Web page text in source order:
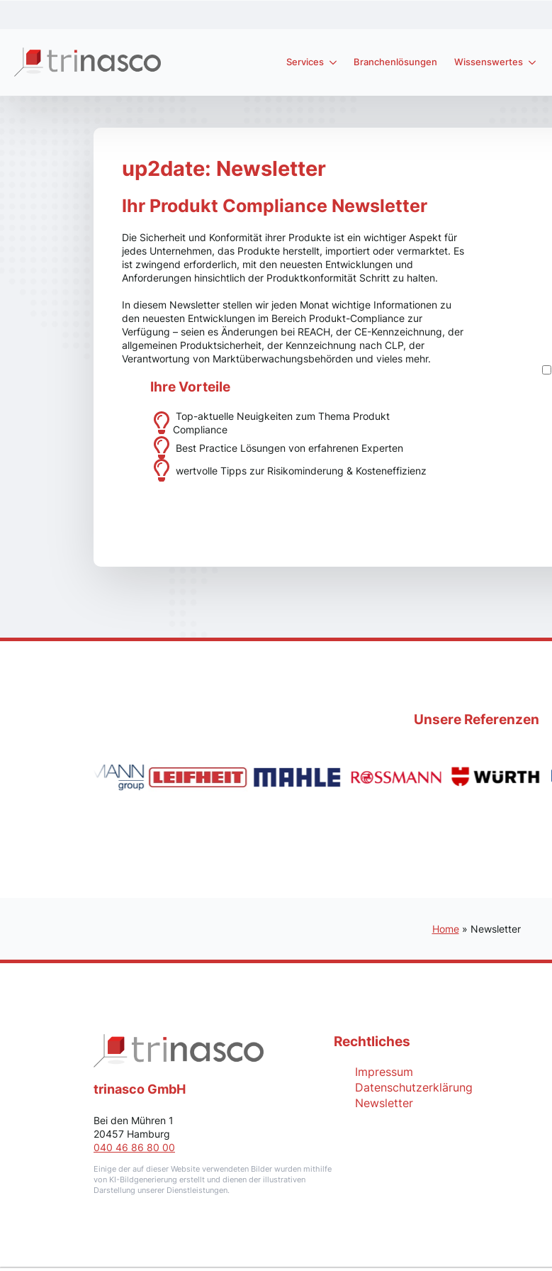
Services Branchenlösungen Wissenswertes
up2date: Newsletter
Ihr Produkt Compliance Newsletter
Die Sicherheit und Konformität ihrer Produkte ist ein wichtiger Aspekt für
jedes Unternehmen, das Produkte herstellt, importiert oder vermarktet. Es
ist zwingend erforderlich, mit den neuesten Entwicklungen und
Anforderungen hinsichtlich der Produktkonformität Schritt zu halten.
In diesem Newsletter stellen wir jeden Monat wichtige Informationen zu
den neuesten Entwicklungen im Bereich Produkt-Compliance zur
Verfügung – seien es Änderungen bei REACH, der CE-Kennzeichnung, der
allgemeinen Produktsicherheit, der Kennzeichnung nach CLP, der
Verantwortung von Marktüberwachungsbehörden und vieles mehr.
Ihre Vorteile
Top-aktuelle Neuigkeiten zum Thema Produkt
Compliance
Best Practice Lösungen von erfahrenen Experten
wertvolle Tipps zur Risikominderung & Kosteneffizienz
Unsere Referenzen
Home» Newsletter
trinasco GmbH
Bei den Mühren 1
20457 Hamburg
040 46 86 80 00
Einige der auf dieser Website verwendeten Bilder wurden mithilfe
von KI-Bildgenerierung erstellt und dienen der illustrativen
Darstellung unserer Dienstleistungen.
Rechtliches
Impressum
Datenschutzerklärung
Newsletter